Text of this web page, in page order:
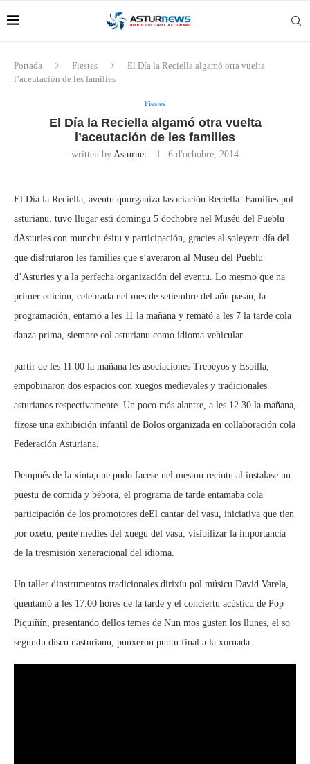
Portada Fiestes
El Día la Reciella algamó otra vuelta
l’aceutación de les families
Fiestes
El Día la Reciella algamó otra vuelta
l’aceutación de les families
written by Asturnet 6 d'ochobre, 2014
El Día la Reciella, aventu quorganiza lasociación Reciella: Families pol
asturianu. tuvo llugar esti domingu 5 dochobre nel Muséu del Pueblu
dAsturies con munchu ésitu y participación, gracies al soleyeru día del
que disfrutaron les families que s’averaron al Muséu del Pueblu
d’Asturies y a la perfecha organización del eventu. Lo mesmo que na
primer edición, celebrada nel mes de setiembre del añu pasáu, la
programación, entamó a les 11 la mañana y remató a les 7 la tarde cola
danza prima, siempre col asturianu como idioma vehicular.
partir de les 11.00 la mañana les asociaciones Trebeyos y Esbilla,
empobinaron dos espacios con xuegos medievales y tradicionales
asturianos respectivamente. Un poco más alantre, a les 12.30 la mañana,
fízose una exhibición infantil de Bolos organizada en collaboración cola
Federación Asturiana.
Dempués de la xinta,que pudo facese nel mesmu recintu al instalase un
puestu de comida y bébora, el programa de tarde entamaba cola
participación de los promotores deEl cantar del vasu, iniciativa que tien
por oxetu, pente medies del xuegu del vasu, visibilizar la importancia
de la tresmisión xeneracional del idioma.
Un taller dinstrumentos tradicionales dirixíu pol músicu David Varela,
quentamó a les 17.00 hores de la tarde y el conciertu acústicu de Pop
Piquiñín, presentando dellos temes de Nun mos gusten los llunes, el so
segundu discu nasturianu, punxeron puntu final a la xornada.